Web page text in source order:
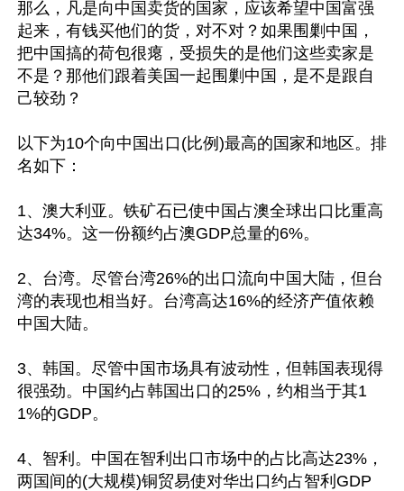
那么，凡是向中国卖货的国家，应该希望中国富强
起来，有钱买他们的货，对不对？如果围剿中国，
把中国搞的荷包很瘪，受损失的是他们这些卖家是
不是？那他们跟着美国一起围剿中国，是不是跟自
己较劲？
以下为10个向中国出口(比例)最高的国家和地区。排
名如下：
1、澳大利亚。铁矿石已使中国占澳全球出口比重高
达34%。这一份额约占澳GDP总量的6%。
2、台湾。尽管台湾26%的出口流向中国大陆，但台
湾的表现也相当好。台湾高达16%的经济产值依赖
中国大陆。
3、韩国。尽管中国市场具有波动性，但韩国表现得
很强劲。中国约占韩国出口的25%，约相当于其1
1%的GDP。
4、智利。中国在智利出口市场中的占比高达23%，
两国间的(大规模)铜贸易使对华出口约占智利GDP